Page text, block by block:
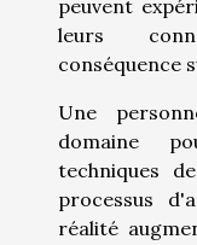
peuvent
leurs
conséquence
Une
domaine
techniques
processus
réalité